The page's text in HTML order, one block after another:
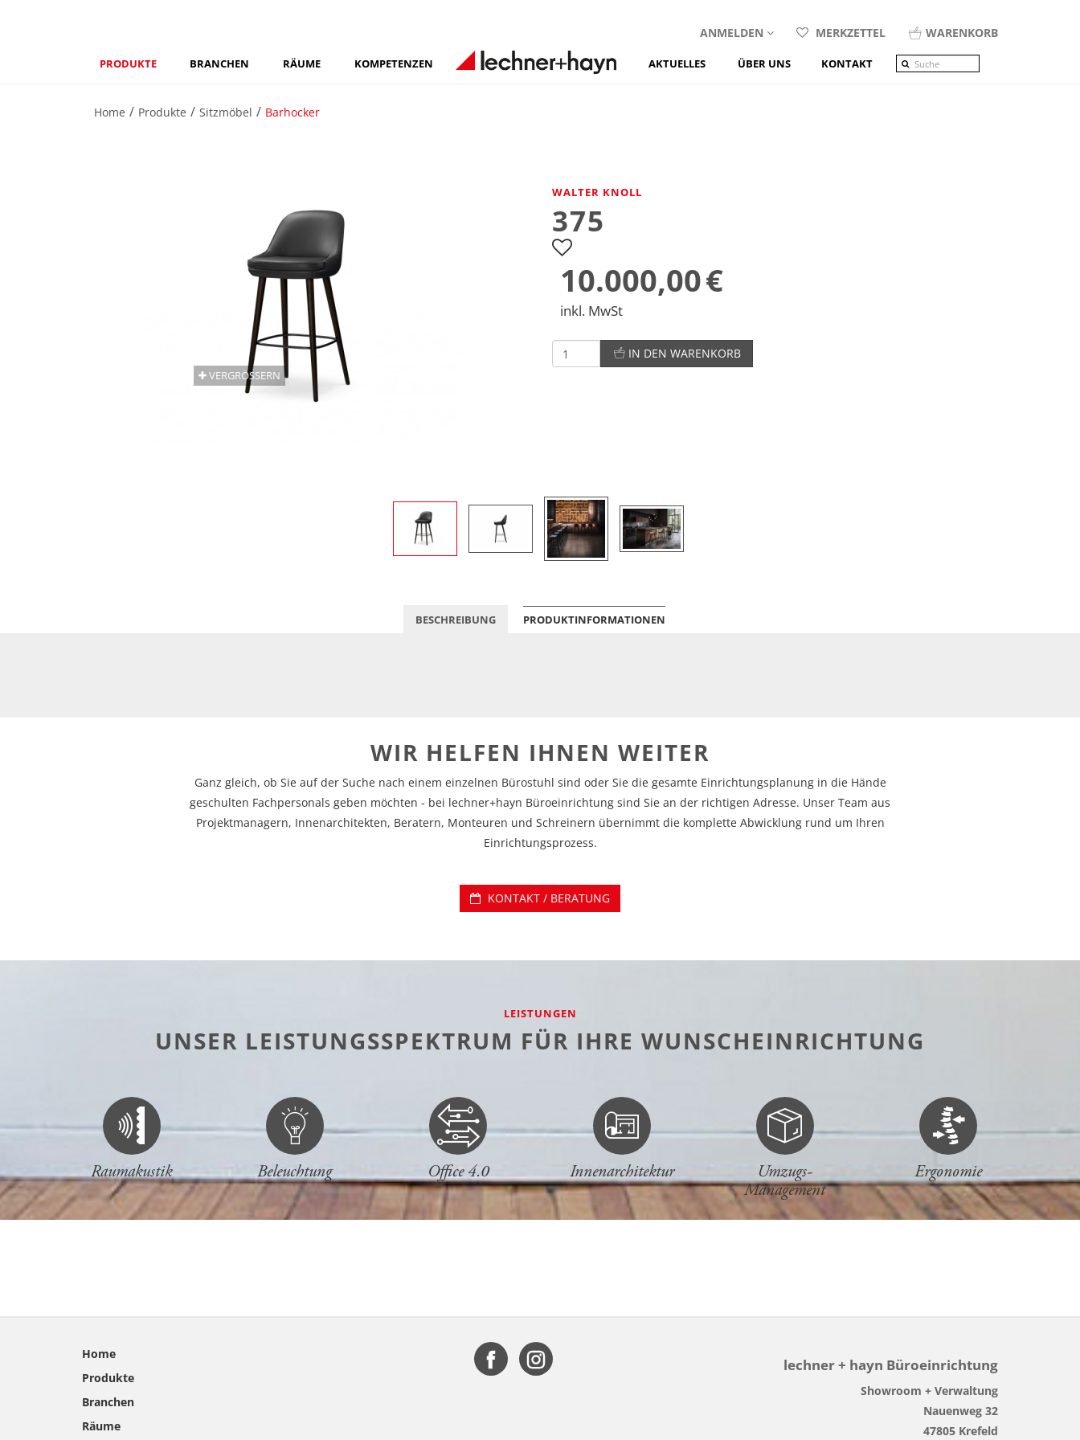
ANMELDEN MERKZETTEL WARENKORB
PRODUKTE BRANCHEN RÄUME KOMPETENZEN AKTUELLES ÜBER UNS KONTAKT
Home Produkte Sitzmöbel Barhocker
VERGRÖSSERN
WALTER KNOLL
375
10.000,00€
inkl. MwSt
IN DEN WARENKORB
BESCHREIBUNG PRODUKTINFORMATIONEN
WIR HELFEN IHNEN WEITER
Ganz gleich, ob Sie auf der Suche nach einem einzelnen Bürostuhl sind oder Sie die gesamte Einrichtungsplanung in die Hände
geschulten Fachpersonals geben möchten - bei lechner+hayn Büroeinrichtung sind Sie an der richtigen Adresse. Unser Team aus
Projektmanagern, Innenarchitekten, Beratern, Monteuren und Schreinern übernimmt die komplette Abwicklung rund um Ihren
Einrichtungsprozess.
KONTAKT / BERATUNG
LEISTUNGEN
UNSER LEISTUNGSSPEKTRUM FÜR IHRE WUNSCHEINRICHTUNG
Raumakustik Beleuchtung Office 4.0 Innenarchitektur
Umzugs-
Management
Ergonomie
Home
Produkte
Branchen
Räume
lechner + hayn Büroeinrichtung
Showroom + Verwaltung
Nauenweg 32
47805 Krefeld